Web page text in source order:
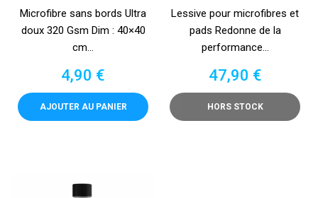
Microfibre sans bords Ultra
doux 320 Gsm Dim : 40×40
cm...
Prix
4,90 €
AJOUTER AU PANIER
Lessive pour microfibres et
pads Redonne de la
performance...
Prix
47,90 €
HORS STOCK